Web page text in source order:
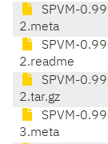
SPVM-
2.meta
SPVM-
2.readme
SPVM-
2.tar.gz
SPVM-
3.meta